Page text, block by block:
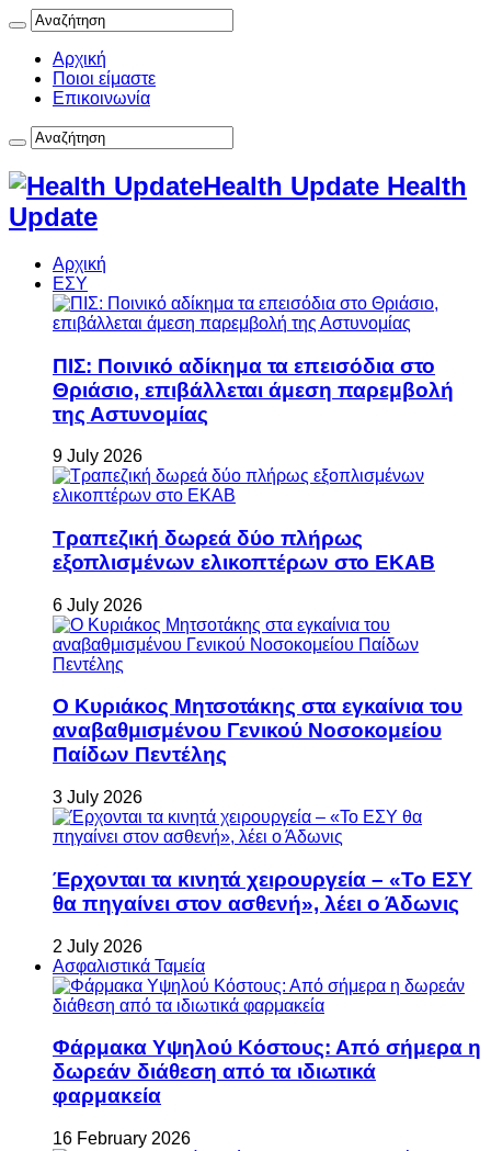
Αρχική
Ποιοι είμαστε
Επικοινωνία
Health Update Health
Update
Αρχική
ΕΣΥ
ΠΙΣ: Ποινικό αδίκημα τα επεισόδια στο
Θριάσιο, επιβάλλεται άμεση παρεμβολή
της Αστυνομίας
9 July 2026
Τραπεζική δωρεά δύο πλήρως
εξοπλισμένων ελικοπτέρων στο ΕΚΑΒ
6 July 2026
Ο Κυριάκος Μητσοτάκης στα εγκαίνια του
αναβαθμισμένου Γενικού Νοσοκομείου
Παίδων Πεντέλης
3 July 2026
Έρχονται τα κινητά χειρουργεία – «Το ΕΣΥ
θα πηγαίνει στον ασθενή», λέει ο Άδωνις
2 July 2026
Ασφαλιστικά Ταμεία
Φάρμακα Υψηλού Κόστους: Από σήμερα η
δωρεάν διάθεση από τα ιδιωτικά
φαρμακεία
16 February 2026